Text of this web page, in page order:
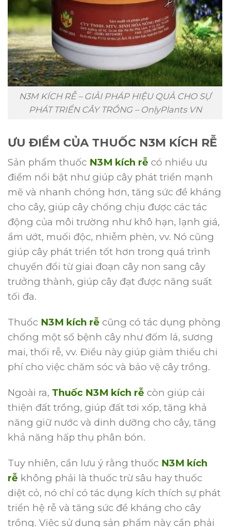
N3M KÍCH RỄ – GIẢI PHÁP HIỆU QUẢ CHO SỰ
PHÁT TRIỂN CÂY TRỒNG – OnlyPlants VN
ƯU ĐIỂM CỦA THUỐC N3M KÍCH RỄ
Sản phẩm thuốc N3M kích rễ có nhiều ưu
điểm nổi bật như giúp cây phát triển mạnh
mẽ và nhanh chóng hơn, tăng sức đề kháng
cho cây, giúp cây chống chịu được các tác
động của môi trường như khô hạn, lạnh giá,
ẩm ướt, muối độc, nhiễm phèn, vv. Nó cũng
giúp cây phát triển tốt hơn trong quá trình
chuyển đổi từ giai đoạn cây non sang cây
trưởng thành, giúp cây đạt được năng suất
tối đa.
Thuốc N3M kích rễ cũng có tác dụng phòng
chống một số bệnh cây như đốm lá, sương
mai, thối rễ, vv. Điều này giúp giảm thiểu chi
phí cho việc chăm sóc và bảo vệ cây trồng.
Ngoài ra, Thuốc N3M kích rễ còn giúp cải
thiện đất trồng, giúp đất tơi xốp, tăng khả
năng giữ nước và dinh dưỡng cho cây, tăng
khả năng hấp thụ phân bón.
Tuy nhiên, cần lưu ý rằng thuốc N3M kích
rễ không phải là thuốc trừ sâu hay thuốc
diệt cỏ, nó chỉ có tác dụng kích thích sự phát
triển hệ rễ và tăng sức đề kháng cho cây
trồng. Việc sử dụng sản phẩm này cần phải